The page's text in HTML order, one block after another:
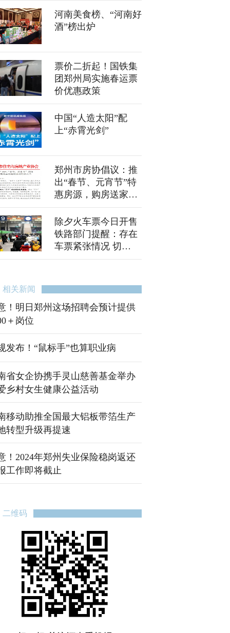
河南美食榜、“河南好
酒”榜出炉
票价二折起！国铁集
团郑州局实施春运票
价优惠政策
中国“人造太阳”配
上“赤霄光剑”
郑州市房协倡议：推
出“春节、元宵节”特
惠房源，购房送家
电、送车位等
除夕火车票今日开售
铁路部门提醒：存在
车票紧张情况 切
勿“买短乘长”
相关新闻
！明日郑州这场招聘会预计提供
＋岗位
发布！“鼠标手”也算职业病
省女企协携手灵山慈善基金举办
乡村女生健康公益活动
移动助推全国最大铝板带箔生产
转型升级再提速
！2024年郑州失业保险稳岗返还
工作即将截止
二维码